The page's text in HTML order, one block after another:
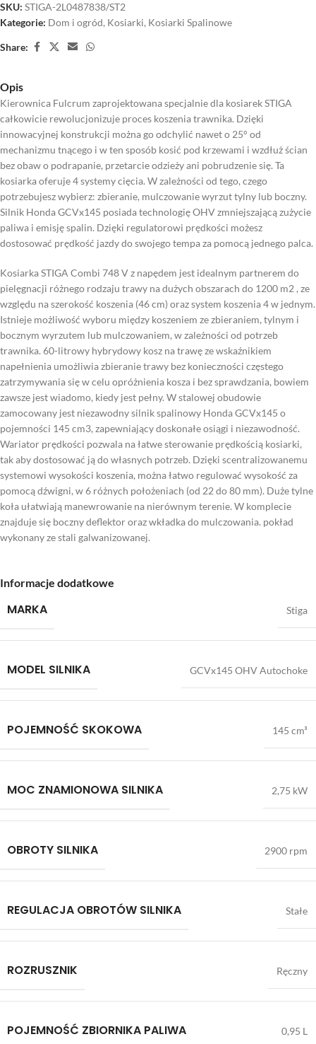
SKU: STIGA-2L0487838/ST2
Kategorie: Dom i ogród, Kosiarki, Kosiarki Spalinowe
Share:
Opis
Kierownica Fulcrum zaprojektowana specjalnie dla kosiarek STIGA
całkowicie rewolucjonizuje proces koszenia trawnika. Dzięki
innowacyjnej konstrukcji można go odchylić nawet o 25° od
mechanizmu tnącego i w ten sposób kosić pod krzewami i wzdłuż ścian
bez obaw o podrapanie, przetarcie odzieży ani pobrudzenie się. Ta
kosiarka oferuje 4 systemy cięcia. W zależności od tego, czego
potrzebujesz wybierz: zbieranie, mulczowanie wyrzut tylny lub boczny.
Silnik Honda GCVx145 posiada technologię OHV zmniejszającą zużycie
paliwa i emisję spalin. Dzięki regulatorowi prędkości możesz
dostosować prędkość jazdy do swojego tempa za pomocą jednego palca.
Kosiarka STIGA Combi 748 V z napędem jest idealnym partnerem do
pielęgnacji różnego rodzaju trawy na dużych obszarach do 1200 m2 , ze
względu na szerokość koszenia (46 cm) oraz system koszenia 4 w jednym.
Istnieje możliwość wyboru między koszeniem ze zbieraniem, tylnym i
bocznym wyrzutem lub mulczowaniem, w zależności od potrzeb
trawnika. 60-litrowy hybrydowy kosz na trawę ze wskaźnikiem
napełnienia umożliwia zbieranie trawy bez konieczności częstego
zatrzymywania się w celu opróżnienia kosza i bez sprawdzania, bowiem
zawsze jest wiadomo, kiedy jest pełny. W stalowej obudowie
zamocowany jest niezawodny silnik spalinowy Honda GCVx145 o
pojemności 145 cm3, zapewniający doskonałe osiągi i niezawodność.
Wariator prędkości pozwala na łatwe sterowanie prędkością kosiarki,
tak aby dostosować ją do własnych potrzeb. Dzięki scentralizowanemu
systemowi wysokości koszenia, można łatwo regulować wysokość za
pomocą dźwigni, w 6 różnych położeniach (od 22 do 80 mm). Duże tylne
koła ułatwiają manewrowanie na nierównym terenie. W komplecie
znajduje się boczny deflektor oraz wkładka do mulczowania. pokład
wykonany ze stali galwanizowanej.
Informacje dodatkowe
MARKA Stiga
MODEL SILNIKA GCVx145 OHV Autochoke
POJEMNOŚĆ SKOKOWA 145 cm³
MOC ZNAMIONOWA SILNIKA 2,75 kW
OBROTY SILNIKA 2900 rpm
REGULACJA OBROTÓW SILNIKA Stałe
ROZRUSZNIK Ręczny
POJEMNOŚĆ ZBIORNIKA PALIWA 0,95 L